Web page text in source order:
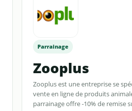
Parrainage
Zooplus
Zooplus est une entreprise se
vente en ligne de produits
parrainage offre -10% de remise